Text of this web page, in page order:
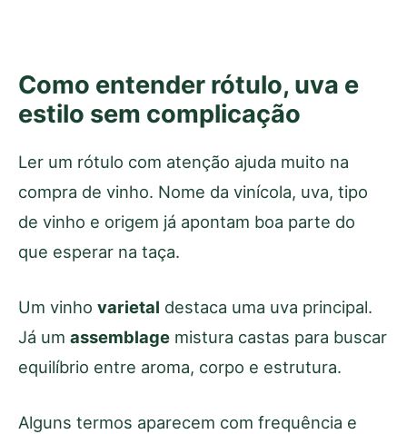
Como entender rótulo, uva e
estilo sem complicação
Ler um rótulo com atenção ajuda muito na
compra de vinho. Nome da vinícola, uva, tipo
de vinho e origem já apontam boa parte do
que esperar na taça.
Um vinho varietal destaca uma uva principal.
Já um assemblage mistura castas para buscar
equilíbrio entre aroma, corpo e estrutura.
Alguns termos aparecem com frequência e